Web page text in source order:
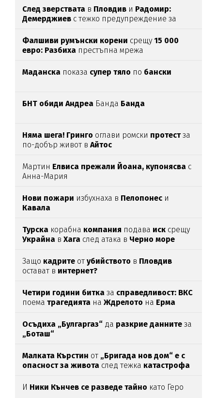
След зверствата в Пловдив и Радомир:
Демерджиев с тежко предупреждение за
Фалшиви румънски корени срещу15 000
евро: Разбиха престъпна мрежа
Маданска показа супер тяло по бански
БНТ обиди Андреа Банда Банда
Няма шега! Гринго оглави ромски протестза
по-добър живот вАйтос
Мартин Елвиса прежали Йоана, купонясва с
Анна-Мария
Нови пожари избухнаха в Пелопонес и
Кавала
Турска корабна компания подава иск срещу
Украйна вХага след атака в Черно море
Защо кадрите отубийството в Пловдив
остават в интернет?
Четири години битка за справедливост: ВКС
поематрагедията наЖдрелото на Ерма
Осъдиха „Булгаргаз“ да разкрие даннитеза
„Боташ“
Малката Кърстин от „Бригада нов дом“ е с
опасност за живота след тежка катастрофа
И Ники Кънчев се разведе тайно като Геро